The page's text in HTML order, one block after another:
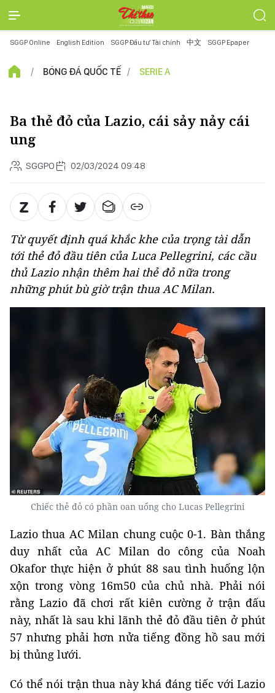
SGGP Online English Edition SGGP Đầu tư Tài chính 中文 SGGP Epaper
BÓNG ĐÁ QUỐC TẾ SERIE A
Ba thẻ đỏ của Lazio, cái sảy nảy cái
ung
SGGPO 02/03/2024 09:48
Từ quyết định quá khắc khe của trọng tài dẫn
tới thẻ đỏ đầu tiên của Luca Pellegrini, các cầu
thủ Lazio nhận thêm hai thẻ đỏ nữa trong
những phút bù giờ trận thua AC Milan.
Chiếc thẻ đỏ có phần oan uổng cho Lucas Pellegrini
Lazio thua AC Milan chung cuộc 0-1. Bàn thắng
duy nhất của AC Milan do công của Noah
Okafor thực hiện ở phút 88 sau tình huống lộn
xộn trong vòng 16m50 của chủ nhà. Phải nói
rằng Lazio đã chơi rất kiên cường ở trận đấu
này, nhất là sau khi lãnh thẻ đỏ đầu tiên ở phút
57 nhưng phải hơn nửa tiếng đồng hồ sau mới
bị thủng lưới.
Có thể nói trận thua này khá đáng tiếc với Lazio